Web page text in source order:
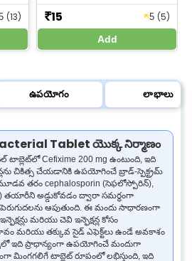
(13) ₹15 ★5 (5)
Add
ఉపయోగం లాభాలు
Tablet యొక్క నిర్మాణం
Cefixime 200 mg ఉంటుంది, ఇది
చికిత్స చేయడానికి ఉపయోగించే బ్రాడ్-స్పెక్ట్రమ్
తరం cephalosporin (సెఫలోస్పోరిన్),
అడ్డుకోవడం ద్వారా సమర్థంగా
ఆపుతుంది. ఈ మందు సాధారణంగా
మరియు చెవి ఇన్ఫెక్షన్ల కోసం
మరియు తక్కువ సైడ్ ఎఫెక్ట్‌లు ఉండే అవకాశం
ఇది ప్రాధాన్యంగా ఉపయోగించే మందుగా
మింగగలిగే టాబ్లెట్ రూపంలో లభిస్తుంది, ఇది